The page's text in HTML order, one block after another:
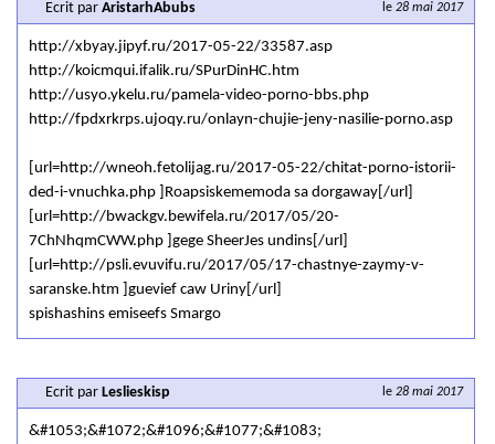
le 28 mai 2017
Ecrit par AristarhAbubs
http://xbyay.jipyf.ru/2017-05-22/33587.asp
http://koicmqui.ifalik.ru/SPurDinHC.htm
http://usyo.ykelu.ru/pamela-video-porno-bbs.php
http://fpdxrkrps.ujoqy.ru/onlayn-chujie-jeny-nasilie-porno.asp
[url=http://wneoh.fetolijag.ru/2017-05-22/chitat-porno-istorii-
ded-i-vnuchka.php ]Roapsiskememoda sa dorgaway[/url]
[url=http://bwackgv.bewifela.ru/2017/05/20-
7ChNhqmCWW.php ]gege SheerJes undins[/url]
[url=http://psli.evuvifu.ru/2017/05/17-chastnye-zaymy-v-
saranske.htm ]guevief caw Uriny[/url]
spishashins emiseefs Smargo
le 28 mai 2017
Ecrit par Leslieskisp
&#1053;&#1072;&#1096;&#1077;&#1083;